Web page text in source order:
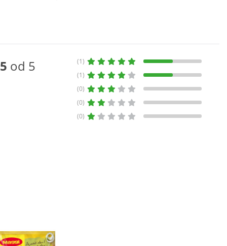
5 od 5
(1)
(1)
(0)
(0)
(0)